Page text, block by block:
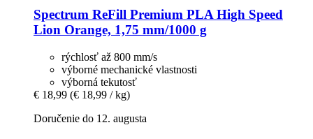
Spectrum ReFill Premium PLA High Speed
Lion Orange, 1,75 mm/1000 g
rýchlosť až 800 mm/s
výborné mechanické vlastnosti
výborná tekutosť
€ 18,99 (€ 18,99 / kg)
Doručenie do 12. augusta